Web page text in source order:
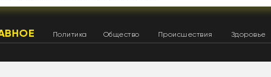
Политика Общество Происшествия Здоровье